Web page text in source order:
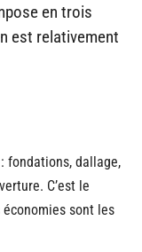
en trois
est relativement
fondations, dallage,
C’est le
sont les